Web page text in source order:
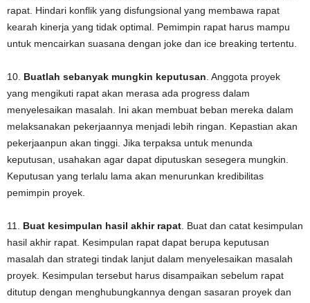
rapat. Hindari konflik yang disfungsional yang membawa rapat
kearah kinerja yang tidak optimal. Pemimpin rapat harus mampu
untuk mencairkan suasana dengan joke dan ice breaking tertentu.
10. Buatlah sebanyak mungkin keputusan . Anggota proyek
yang mengikuti rapat akan merasa ada progress dalam
menyelesaikan masalah. Ini akan membuat beban mereka dalam
melaksanakan pekerjaannya menjadi lebih ringan. Kepastian akan
pekerjaanpun akan tinggi. Jika terpaksa untuk menunda
keputusan, usahakan agar dapat diputuskan sesegera mungkin.
Keputusan yang terlalu lama akan menurunkan kredibilitas
pemimpin proyek.
11. Buat kesimpulan hasil akhir rapat . Buat dan catat kesimpulan
hasil akhir rapat. Kesimpulan rapat dapat berupa keputusan
masalah dan strategi tindak lanjut dalam menyelesaikan masalah
proyek. Kesimpulan tersebut harus disampaikan sebelum rapat
ditutup dengan menghubungkannya dengan sasaran proyek dan